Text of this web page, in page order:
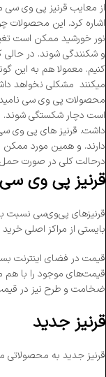
از معایب قرنیز پی وی سی
اشاره کرد. این
نور خورشید ممکن است
و شکنندگی شوند. در حالی
کنیم. معمولا هم به این
میکنند مشکلی نخواهد
محصولات پی وی سی نامید
است دچار شکستگی شوند.
داشت. قرنیز های پی وی
دارند. و همین مورد
درحالت کلی در صورت
قرنیز پی وی سی
قرنیزهای پی‌وی‌سی نسبت
بایستی از مراکز اصلی خرید
قیمت در فضای اینترنت
قیمت‌های موجود را با هم
ضخامت و طرح نیز در قیمت
قرنیز جدید
قرنیز جدید به محصولاتی